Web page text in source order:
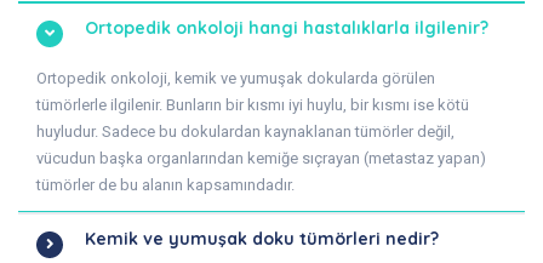
Ortopedik onkoloji hangi hastalıklarla ilgilenir?
Ortopedik onkoloji, kemik ve yumuşak dokularda görülen
tümörlerle ilgilenir. Bunların bir kısmı iyi huylu, bir kısmı ise kötü
huyludur. Sadece bu dokulardan kaynaklanan tümörler değil,
vücudun başka organlarından kemiğe sıçrayan (metastaz yapan)
tümörler de bu alanın kapsamındadır.
Kemik ve yumuşak doku tümörleri nedir?